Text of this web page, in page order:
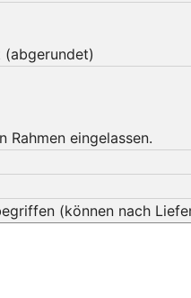
eingelassen.
(können nach